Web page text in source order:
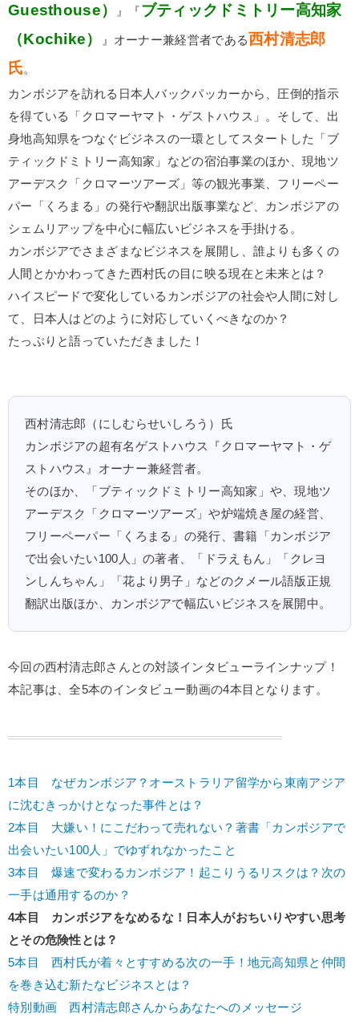
Guesthouse）
』『ブティックドミトリー高知家
（Kochike）
』オーナー兼経営者である西村清志郎
氏。
カンボジアを訪れる日本人バックパッカーから、圧倒的指示
を得ている「クロマーヤマト・ゲストハウス」。そして、出
身地高知県をつなぐビジネスの一環としてスタートした「ブ
ティックドミトリー高知家」などの宿泊事業のほか、現地ツ
アーデスク「クロマーツアーズ」等の観光事業、フリーペー
パー「くろまる」の発行や翻訳出版事業など、カンボジアの
シェムリアップを中心に幅広いビジネスを手掛ける。
カンボジアでさまざまなビジネスを展開し、誰よりも多くの
人間とかかわってきた西村氏の目に映る現在と未来とは？
ハイスピードで変化しているカンボジアの社会や人間に対し
て、日本人はどのように対応していくべきなのか？
たっぷりと語っていただきました！
西村清志郎（にしむらせいしろう）氏
カンボジアの超有名ゲストハウス『クロマーヤマト・ゲ
ストハウス』オーナー兼経営者。
そのほか、「ブティックドミトリー高知家」や、現地ツ
アーデスク「クロマーツアーズ」や炉端焼き屋の経営、
フリーペーパー「くろまる」の発行、書籍「カンボジア
で出会いたい100人」の著者、「ドラえもん」「クレヨ
ンしんちゃん」「花より男子」などのクメール語版正規
翻訳出版ほか、カンボジアで幅広いビジネスを展開中。
今回の西村清志郎さんとの対談インタビューラインナップ！
本記事は、全5本のインタビュー動画の4本目となります。
1本目 なぜカンボジア？オーストラリア留学から東南アジア
に沈むきっかけとなった事件とは？
2本目 大嫌い！にこだわって売れない？著書「カンボジアで
出会いたい100人」でゆずれなかったこと
3本目 爆速で変わるカンボジア！起こりうるリスクは？次の
一手は通用するのか？
4本目 カンボジアをなめるな！日本人がおちいりやすい思考
とその危険性とは？
5本目 西村氏が着々とすすめる次の一手！地元高知県と仲間
を巻き込む新たなビジネスとは？
特別動画 西村清志郎さんからあなたへのメッセージ